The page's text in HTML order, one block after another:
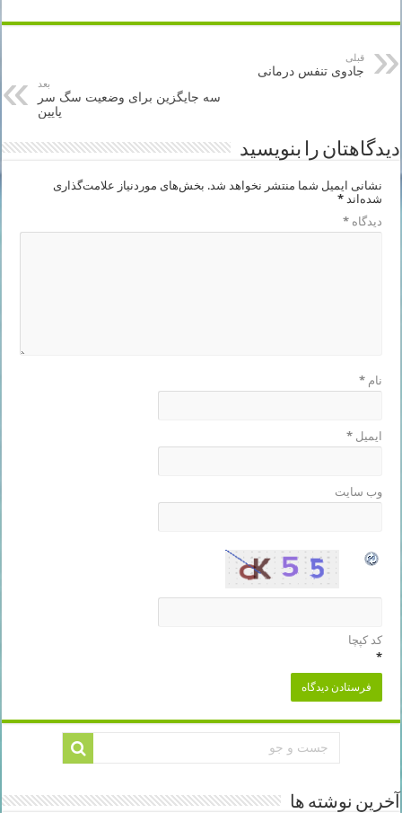
قبلی
جادوی تنفس درمانی
بعد
سه جایگزین برای وضعیت سگ سر
پایین
دیدگاهتان را بنویسید
نشانی ایمیل شما منتشر نخواهد شد. بخش‌های موردنیاز علامت‌گذاری
شده‌اند*
دیدگاه*
نام*
ایمیل*
وب‌ سایت
کد کپچا
*
آخرین نوشته ها